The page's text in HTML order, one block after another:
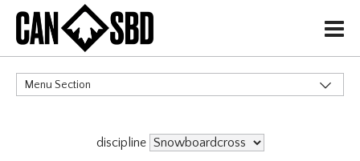
H
Menu Section
discipline